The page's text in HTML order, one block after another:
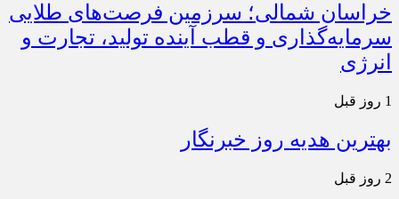
خراسان شمالی؛ سرزمین فرصت‌های طلایی
سرمایه‌گذاری و قطب آینده تولید، تجارت و
انرژی
1 روز قبل
بهترین هدیه روز خبرنگار
2 روز قبل